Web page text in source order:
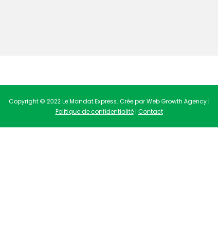
Copyright © 2022 Le Mandat Express. Crée par Web Growth Agency |
Politique de confidentialité| Contact